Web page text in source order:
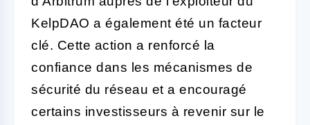
KelpDAO a également été un facteur
clé. Cette action a renforcé la
confiance dans les mécanismes de
sécurité du réseau et a encouragé
certains investisseurs à revenir sur le